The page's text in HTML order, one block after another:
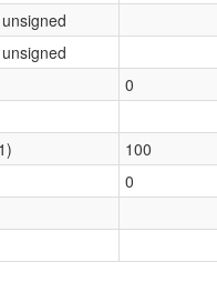
0
100
0